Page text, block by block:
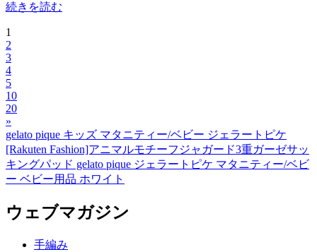
続きを読む
1
2
3
4
5
10
20
»
gelato pique キッズ マタニティー/ベビー ジェラートピケ
[Rakuten Fashion]アニマルモチーフジャガード3重ガーゼサッ
キングパッド gelato pique ジェラートピケ マタニティー/ベビ
ー ベビー用品 ホワイト
ウェブマガジン
手編み